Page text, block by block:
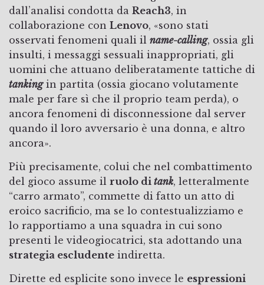
dall’analisi condotta da Reach3, in
collaborazione con Lenovo, «sono stati
osservati fenomeni quali il name-calling, ossia gli
insulti, i messaggi sessuali inappropriati, gli
uomini che attuano deliberatamente tattiche di
tankingin partita (ossia giocano volutamente
male per fare sì che il proprio team perda), o
ancora fenomeni di disconnessione dal server
quando il loro avversario è una donna, e altro
ancora».
Più precisamente, colui che nel combattimento
del gioco assume il ruolo di tank, letteralmente
“carro armato”, commette di fatto un atto di
eroico sacrificio, ma se lo contestualizziamo e
lo rapportiamo a una squadra in cui sono
presenti le videogiocatrici, sta adottando una
strategia escludente indiretta.
Dirette ed esplicite sono invece le espressioni